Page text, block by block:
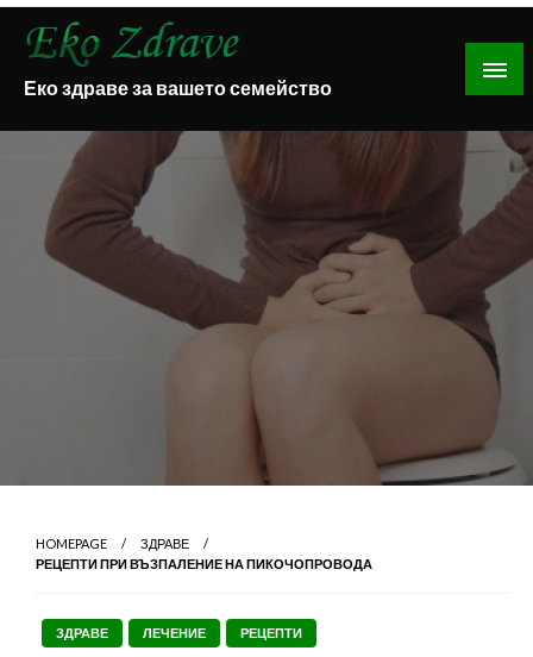
Skip
Еко здраве за вашето семейство
HOMEPAGE
ЗДРАВЕ
РЕЦЕПТИ ПРИ ВЪЗПАЛЕНИЕ НА ПИКОЧОПРОВОДА
ЗДРАВЕ ЛЕЧЕНИЕ РЕЦЕПТИ